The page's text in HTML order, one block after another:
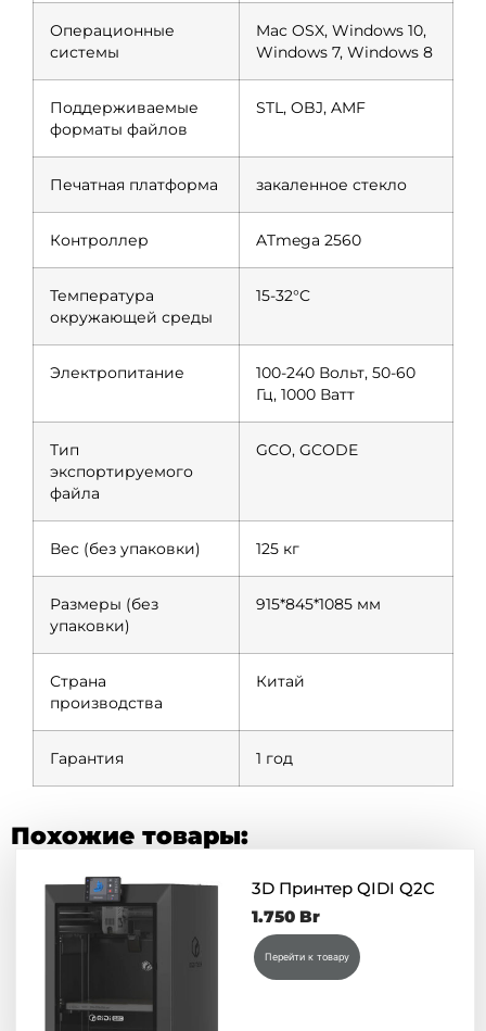
Операционные
системы
Mac OSX, Windows 10,
Windows 7, Windows 8
Поддерживаемые
форматы файлов
STL, OBJ, AMF
Печатная платформа закаленное стекло
Контроллер ATmega 2560
Температура
окружающей среды
15-32°C
Электропитание
100-240 Вольт, 50-60
Гц, 1000 Ватт
Тип
экспортируемого
файла
GCO, GCODE
Вес (без упаковки) 125 кг
Размеры (без
упаковки)
915*845*1085 мм
Страна
производства
Китай
Гарантия 1 год
Похожие товары:
3D Принтер QIDI Q2C
1.750 Br
Перейти к товару